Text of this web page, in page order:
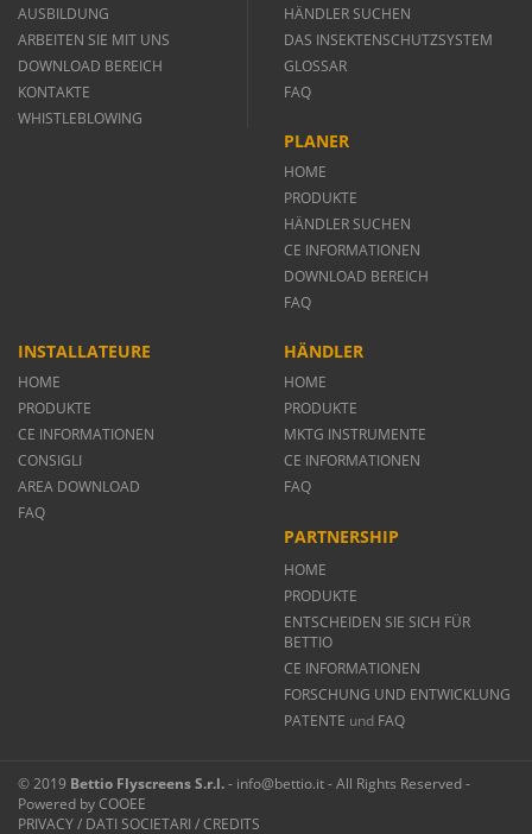
AUSBILDUNG
ARBEITEN SIE MIT UNS
DOWNLOAD BEREICH
KONTAKTE
WHISTLEBLOWING
HÄNDLER SUCHEN
DAS INSEKTENSCHUTZSYSTEM
GLOSSAR
FAQ
PLANER
HOME
PRODUKTE
HÄNDLER SUCHEN
CE INFORMATIONEN
DOWNLOAD BEREICH
FAQ
INSTALLATEURE
HOME
PRODUKTE
CE INFORMATIONEN
CONSIGLI
AREA DOWNLOAD
FAQ
HÄNDLER
HOME
PRODUKTE
MKTG INSTRUMENTE
CE INFORMATIONEN
FAQ
PARTNERSHIP
HOME
PRODUKTE
ENTSCHEIDEN SIE SICH FÜR
BETTIO
CE INFORMATIONEN
FORSCHUNG UND ENTWICKLUNG
PATENTE und FAQ
© 2019 Bettio Flyscreens S.r.l.- info@bettio.it - All Rights Reserved -
Powered byCOOEE
PRIVACY/ DATI SOCIETARI /CREDITS